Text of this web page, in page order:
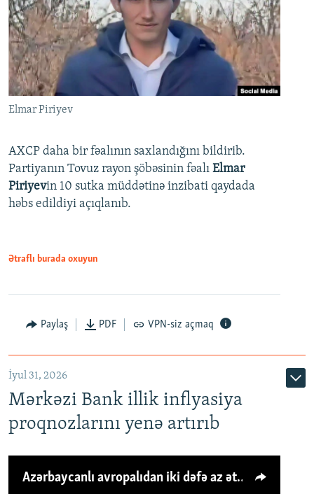
Elmar Piriyev
AXCP daha bir fəalının saxlandığını bildirib.
Partiyanın Tovuz rayon şöbəsinin fəalı Elmar
Piriyevin 10 sutka müddətinə inzibati qaydada
həbs edildiyi açıqlanıb.
Ətraflı burada oxuyun
Paylaş PDF VPN-siz açmaq
İyul 31, 2026
Mərkəzi Bank illik inflyasiya
proqnozlarını yenə artırıb
Azərbaycanlı avropalıdan iki dəfə az ət yeyir, amma... 'Qiymət artımı qaçılmazdır'